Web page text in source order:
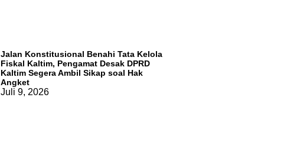
Jalan Konstitusional Benahi Tata Kelola
Fiskal Kaltim, Pengamat Desak DPRD
Kaltim Segera Ambil Sikap soal Hak
Angket
Juli 9, 2026